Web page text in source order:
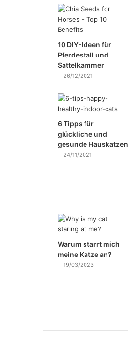
10 DIY-Ideen für
Pferdestall und
Sattelkammer
26/12/2021
6 Tipps für
glückliche und
gesunde Hauskatzen
24/11/2021
Warum starrt mich
meine Katze an?
19/03/2023